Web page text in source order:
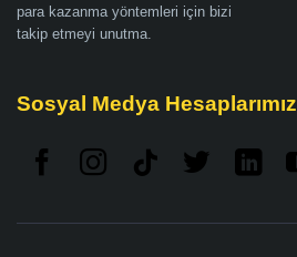
para kazanma yöntemleri için bizi
takip etmeyi unutma.
Sosyal Medya Hesaplarımız